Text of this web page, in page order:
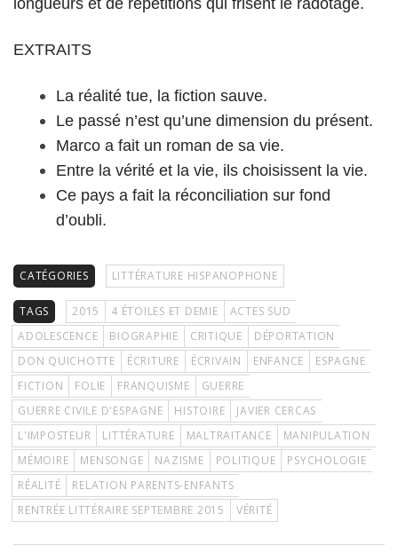
EXTRAITS
La réalité tue, la fiction sauve.
Le passé n’est qu’une dimension du présent.
Marco a fait un roman de sa vie.
Entre la vérité et la vie, ils choisissent la vie.
Ce pays a fait la réconciliation sur fond
d’oubli.
CATÉGORIES LITTÉRATURE HISPANOPHONE
TAGS 2015 4 ÉTOILES ET DEMIE
ACTES SUD
ADOLESCENCE
BIOGRAPHIE CRITIQUE
DÉPORTATION
DON QUICHOTTE
ÉCRITURE ÉCRIVAIN ENFANCE
ESPAGNE
FICTION
FOLIE FRANQUISME
GUERRE
GUERRE CIVILE D'ESPAGNE
HISTOIRE
JAVIER CERCAS
L'IMPOSTEUR
LITTÉRATURE MALTRAITANCE
MANIPULATION
MÉMOIRE
MENSONGE NAZISME POLITIQUE
PSYCHOLOGIE
RÉALITÉ
RELATION PARENTS-ENFANTS
RENTRÉE LITTÉRAIRE SEPTEMBRE 2015
VÉRITÉ